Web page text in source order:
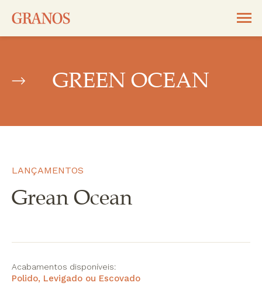
GREEN OCEAN
LANÇAMENTOS
Grean Ocean
Acabamentos disponíveis:
Polido, Levigado ou Escovado